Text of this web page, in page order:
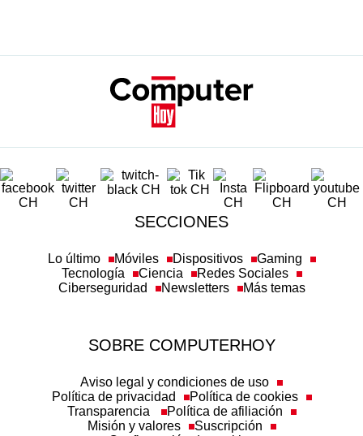
SECCIONES
Lo último Móviles Dispositivos
Gaming
Tecnología
Ciencia
Redes Sociales
Ciberseguridad
Newsletters Más temas
SOBRE COMPUTERHOY
Aviso legal y condiciones de uso
Política de privacidad
Política de cookies
Transparencia
Política de afiliación
Misión y valores
Suscripción